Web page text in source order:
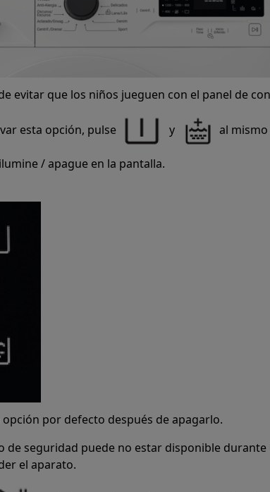
evitar que los niños jueguen con el panel de
esta opción, pulse y al
/ apague en la pantalla.
por defecto después de apagarlo.
de seguridad puede no estar disponible durante
el aparato.